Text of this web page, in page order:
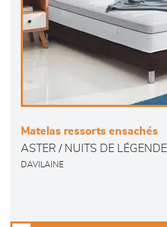
Matelas ressorts ensachés
ASTER / NUITS DE LÉGENDE
DAVILAINE